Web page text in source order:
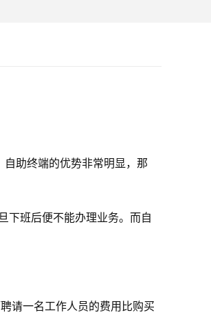
助终端的优势非常明显，那
下班后便不能办理业务。而自
请一名工作人员的费用比购买